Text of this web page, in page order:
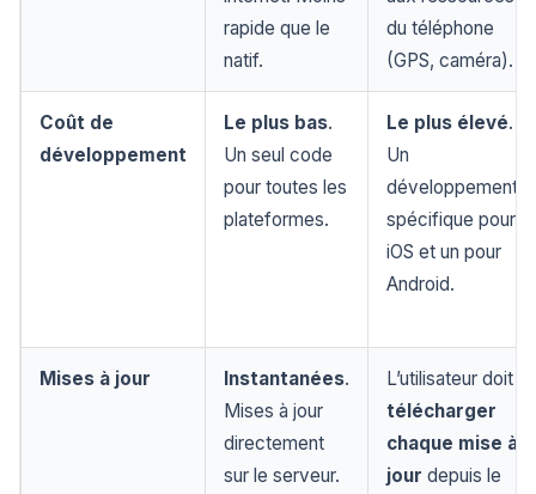
rapide que le
natif.
du téléphone
(GPS, caméra).
Coût de
développement
Le plus bas.
Un seul code
pour toutes les
plateformes.
Le plus élevé.
Un
développement
spécifique pour
iOS et un pour
Android.
Mises à jour Instantanées.
Mises à jour
directement
sur le serveur.
L’utilisateur doit
télécharger
chaque mise à
jour depuis le